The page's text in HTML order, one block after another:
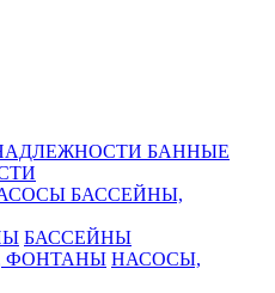
БАННЫЕ
БАССЕЙНЫ,
БАССЕЙНЫ
НАСОСЫ,